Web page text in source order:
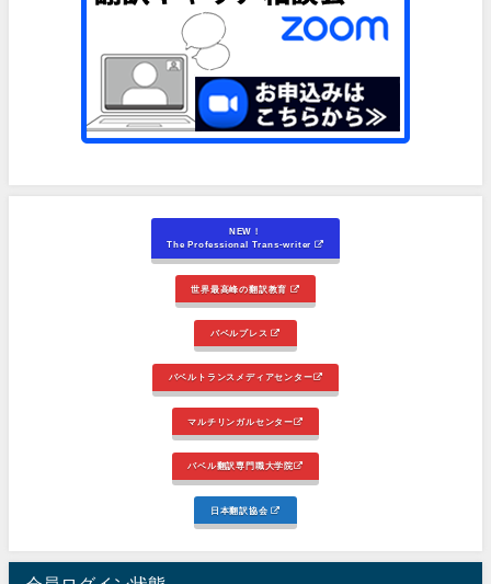
NEW！
The Professional Trans-writer
世界最高峰の翻訳教育
バベルプレス
バベルトランスメディアセンター
マルチリンガルセンター
バベル翻訳専門職大学院
日本翻訳協会